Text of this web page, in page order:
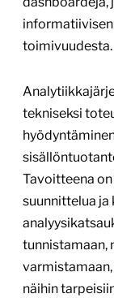
toimivuudesta.
tekniseksi
Tavoitteena
suunnittelua ja
tunnistamaan,
näihin